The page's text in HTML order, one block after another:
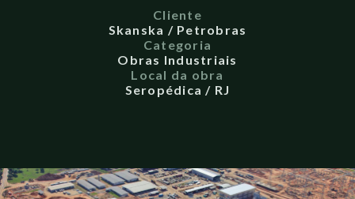
Cliente
Skanska / Petrobras
Categoria
Obras Industriais
Local da obra
Seropédica / RJ